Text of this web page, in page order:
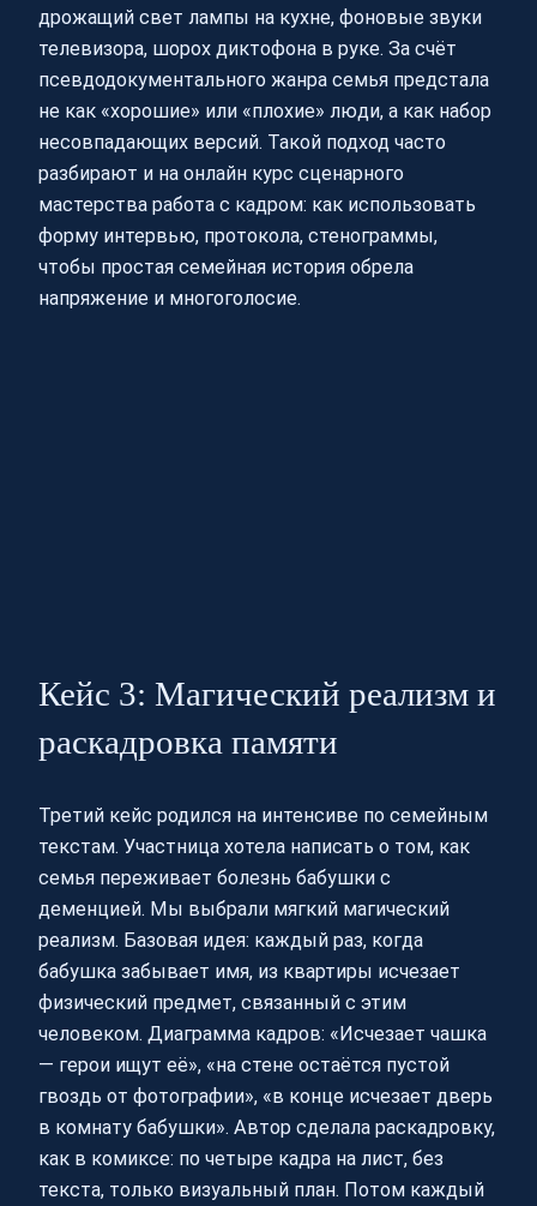
дрожащий свет лампы на кухне, фоновые звуки
телевизора, шорох диктофона в руке. За счёт
псевдодокументального жанра семья предстала
не как «хорошие» или «плохие» люди, а как набор
несовпадающих версий. Такой подход часто
разбирают и на онлайн курс сценарного
мастерства работа с кадром: как использовать
форму интервью, протокола, стенограммы,
чтобы простая семейная история обрела
напряжение и многоголосие.
Кейс 3: Магический реализм и
раскадровка памяти
Третий кейс родился на интенсиве по семейным
текстам. Участница хотела написать о том, как
семья переживает болезнь бабушки с
деменцией. Мы выбрали мягкий магический
реализм. Базовая идея: каждый раз, когда
бабушка забывает имя, из квартиры исчезает
физический предмет, связанный с этим
человеком. Диаграмма кадров: «Исчезает чашка
— герои ищут её», «на стене остаётся пустой
гвоздь от фотографии», «в конце исчезает дверь
в комнату бабушки». Автор сделала раскадровку,
как в комиксе: по четыре кадра на лист, без
текста, только визуальный план. Потом каждый